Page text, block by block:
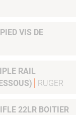
VIS DE
RAIL
RUGER
22LR BOITIER